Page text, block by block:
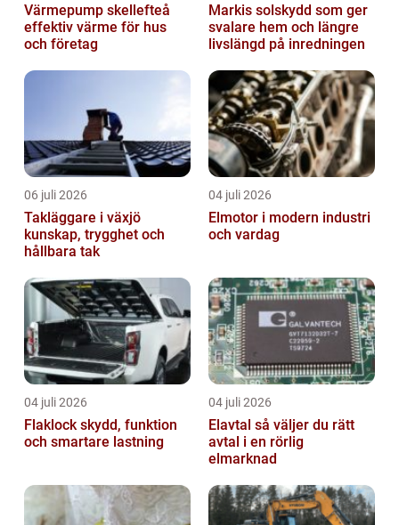
Värmepump skellefteå
effektiv värme för hus
och företag
Markis solskydd som ger
svalare hem och längre
livslängd på inredningen
06 juli 2026
Takläggare i växjö
kunskap, trygghet och
hållbara tak
04 juli 2026
Elmotor i modern industri
och vardag
04 juli 2026
Flaklock skydd, funktion
och smartare lastning
04 juli 2026
Elavtal så väljer du rätt
avtal i en rörlig
elmarknad